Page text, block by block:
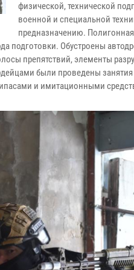
физической, технической
военной и специальной
предназначению.
подготовки. Обустроены
препятствий, элементы
были проведены
и имитационными